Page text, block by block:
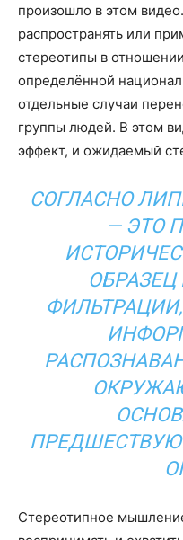
произошло в этом
распространять или
стереотипы в
определённой
отдельные случаи
группы людей. В этом
эффект, и ожидаемый
СОГЛАСНО
— ЭТО
ОБРАЗЕЦ
Стереотипное